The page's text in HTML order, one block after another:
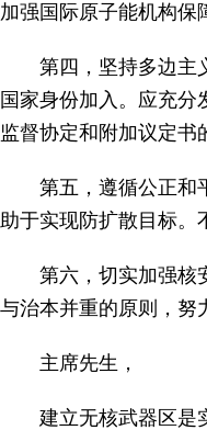
加强国际原子能机构保
第四，坚持多边主义
国家身份加入。应充
监督协定和附加议定
第五，遵循公正和平
助于实现防扩散目标。
第六，切实加强核安
与治本并重的原则，努
主席先生，
建立无核武器区是